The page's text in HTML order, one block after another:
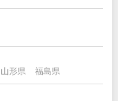
山形県 福島県